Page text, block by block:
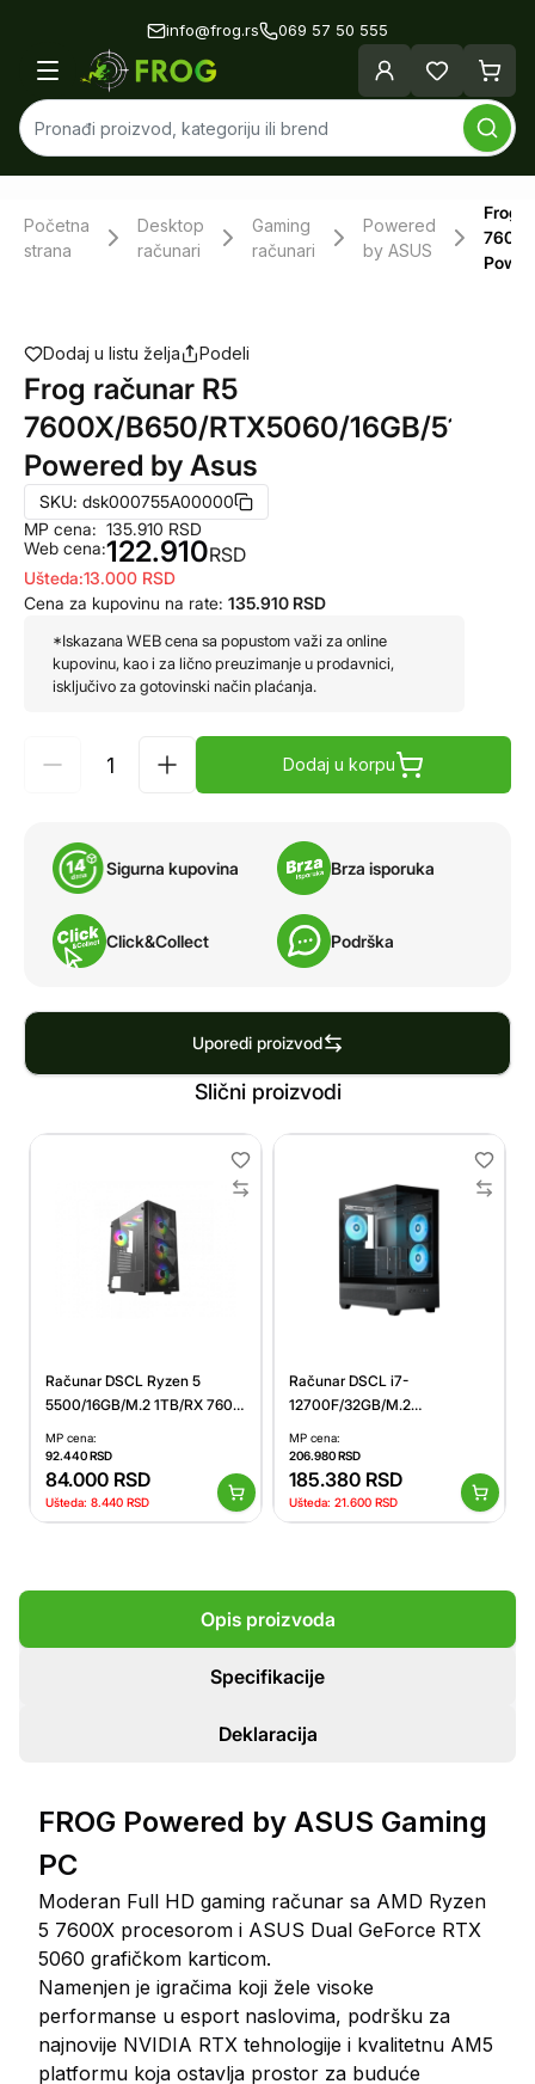
info@frog.rs 069 57 50 555
Početna
strana
Desktop
računari
Gaming
računari
Powered
by ASUS
Frog
Dodaj u listu želja Podeli
Frog računar R5
7600X/B650/RTX5060/16GB/
Powered by Asus
SKU: dsk000755A00000
MP cena:
Web cena:
135.910 RSD
122.910RSD
Ušteda:13.000 RSD
Cena za kupovinu na rate: 135.910 RSD
*Iskazana WEB cena sa popustom važi za online
kupovinu, kao i za lično preuzimanje u prodavnici,
isključivo za gotovinski način plaćanja.
Dodaj u korpu
Sigurna kupovina Brza isporuka
Click&Collect Podrška
Uporedi proizvod
Slični proizvodi
Računar DSCL Ryzen 5
5500/16GB/M.2 1TB/RX 7600
8GB/650W
MP cena:
92.440RSD
84.000 RSD
Ušteda: 8.440 RSD
Računar DSCL i7-
12700F/32GB/M.2
2TB/RX9060 XT 16GB/750W
MP cena:
206.980RSD
185.380 RSD
Ušteda: 21.600 RSD
Opis proizvoda
Specifikacije
Deklaracija
FROG Powered by ASUS Gaming
PC
Moderan Full HD gaming računar sa AMD Ryzen
5 7600X procesorom i ASUS Dual GeForce RTX
5060 grafičkom karticom.
Namenjen je igračima koji žele visoke
performanse u esport naslovima, podršku za
najnovije NVIDIA RTX tehnologije i kvalitetnu AM5
platformu koja ostavlja prostor za buduće